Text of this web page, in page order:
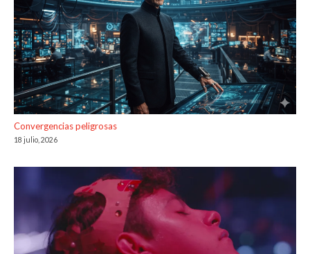
Convergencias peligrosas
18 julio, 2026